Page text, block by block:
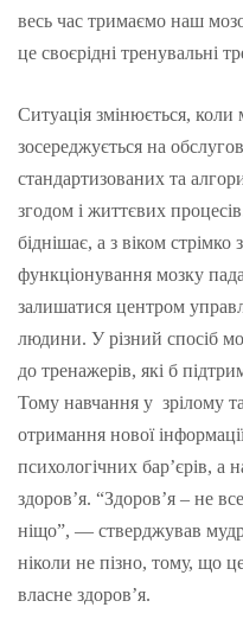
весь час тримаємо наш
це своєрідні тренувальні
Ситуація змінюється,
зосереджується на
стандартизованих та
згодом і життєвих
біднішає, а з віком
функціонування мозку
залишатися центром
людини. У різний спосіб
до тренажерів, які б
Тому навчання у зрілому
отримання нової
психологічних бар’єрів, а
здоров’я. “Здоров’я – не
ніщо”, — стверджував
ніколи не пізно, тому, що
власне здоров’я.